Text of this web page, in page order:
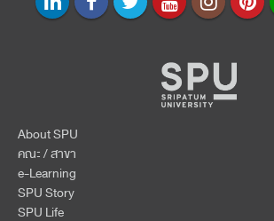
About SPU
คณะ / สาขา
e-Learning
SPU Story
SPU Life